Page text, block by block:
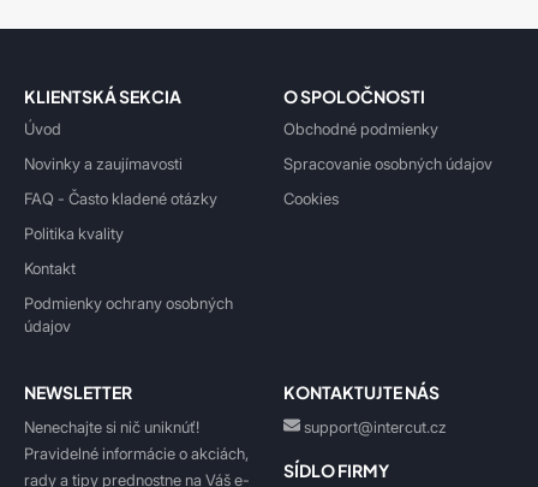
KLIENTSKÁ SEKCIA
Úvod
Novinky a zaujímavosti
FAQ - Často kladené otázky
Politika kvality
Kontakt
Podmienky ochrany osobných
údajov
O SPOLOČNOSTI
Obchodné podmienky
Spracovanie osobných údajov
Cookies
NEWSLETTER
Nenechajte si nič uniknúť!
Pravidelné informácie o akciách,
rady a tipy prednostne na Váš e-
KONTAKTUJTE NÁS
support@intercut.cz
SÍDLO FIRMY